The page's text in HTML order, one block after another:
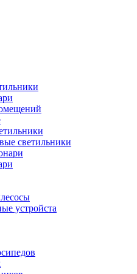
светильники
устройста